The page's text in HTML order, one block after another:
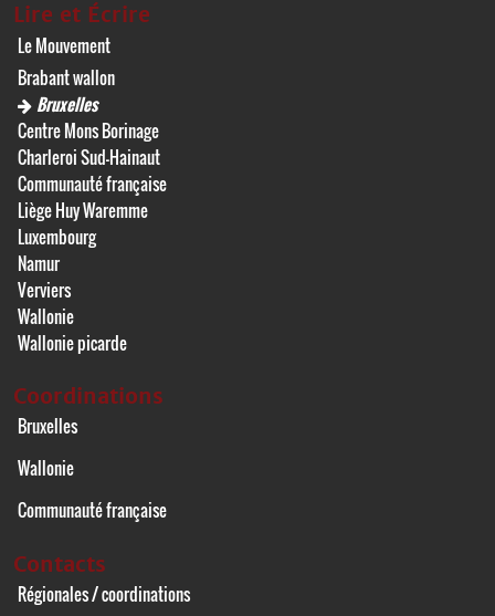
Lire et Écrire
Le Mouvement
Brabant wallon
Bruxelles
Centre Mons Borinage
Charleroi Sud-Hainaut
Communauté française
Liège Huy Waremme
Luxembourg
Namur
Verviers
Wallonie
Wallonie picarde
Coordinations
Bruxelles
Wallonie
Communauté française
Contacts
Régionales / coordinations